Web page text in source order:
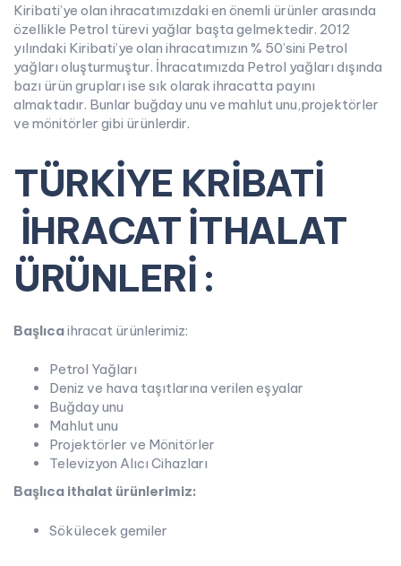
Kiribati’ye olan ihracatımızdaki en önemli ürünler arasında
özellikle Petrol türevi yağlar başta gelmektedir. 2012
yılındaki Kiribati’ye olan ihracatımızın % 50’sini Petrol
yağları oluşturmuştur. İhracatımızda Petrol yağları dışında
bazı ürün grupları ise sık olarak ihracatta payını
almaktadır. Bunlar buğday unu ve mahlut unu,projektörler
ve mönitörler gibi ürünlerdir.
TÜRKİYE KRİBATİ
İHRACAT İTHALAT
ÜRÜNLERİ :
Başlıcaihracat ürünlerimiz:
Petrol Yağları
Deniz ve hava taşıtlarına verilen eşyalar
Buğday unu
Mahlut unu
Projektörler ve Mönitörler
Televizyon Alıcı Cihazları
Başlıca ithalat ürünlerimiz:
Sökülecek gemiler